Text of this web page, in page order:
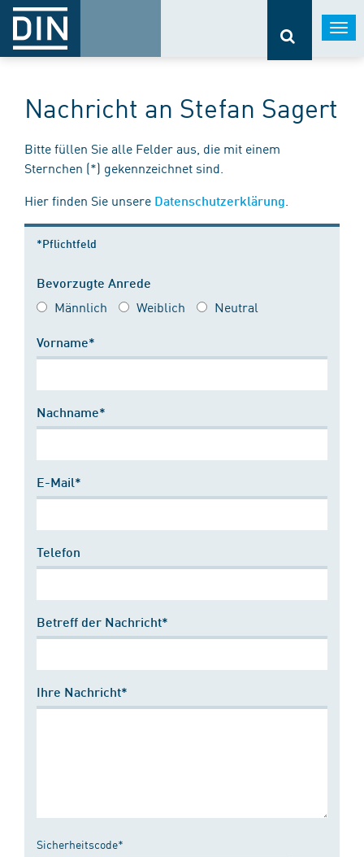
Nachricht an Stefan Sagert
Bitte füllen Sie alle Felder aus, die mit einem
Sternchen (*) gekennzeichnet sind.
Hier finden Sie unsere Datenschutzerklärung
*Pflichtfeld
Bevorzugte Anrede
Männlich Weiblich Neutral
Vorname*
Nachname*
E-Mail*
Telefon
Betreff der Nachricht*
Ihre Nachricht*
Sicherheitscode*